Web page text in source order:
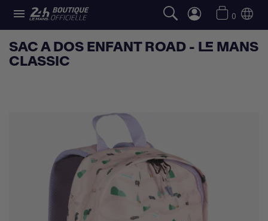
 0
SAC A DOS ENFANT ROAD - LE MANS
CLASSIC